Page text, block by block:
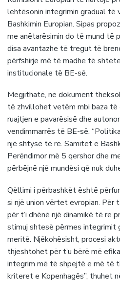
lehtësonin integrimin gradual të
Bashkimin Europian. Sipas
me anëtarësimin do të mund të
disa avantazhe të tregut të
përfshirje më të madhe të
institucionale të BE-së.
Megjithatë, në dokument
të zhvillohet vetëm mbi baza të
ruajtjen e pavarësisë dhe
vendimmarrës të BE-së.
një shtysë të re. Samitet e
Perëndimor më 5 qershor dhe
përbëjnë një mundësi që nuk
Qëllimi i përbashkët është
si një union vërtet evropian. Për
për t’i dhënë një dinamikë të re
stimuj shtesë përmes integrimit
meritë. Njëkohësisht, procesi
thjeshtohet për t’u bërë më
integrim më të shpejtë e më të
kriteret e Kopenhagës”, thuhet